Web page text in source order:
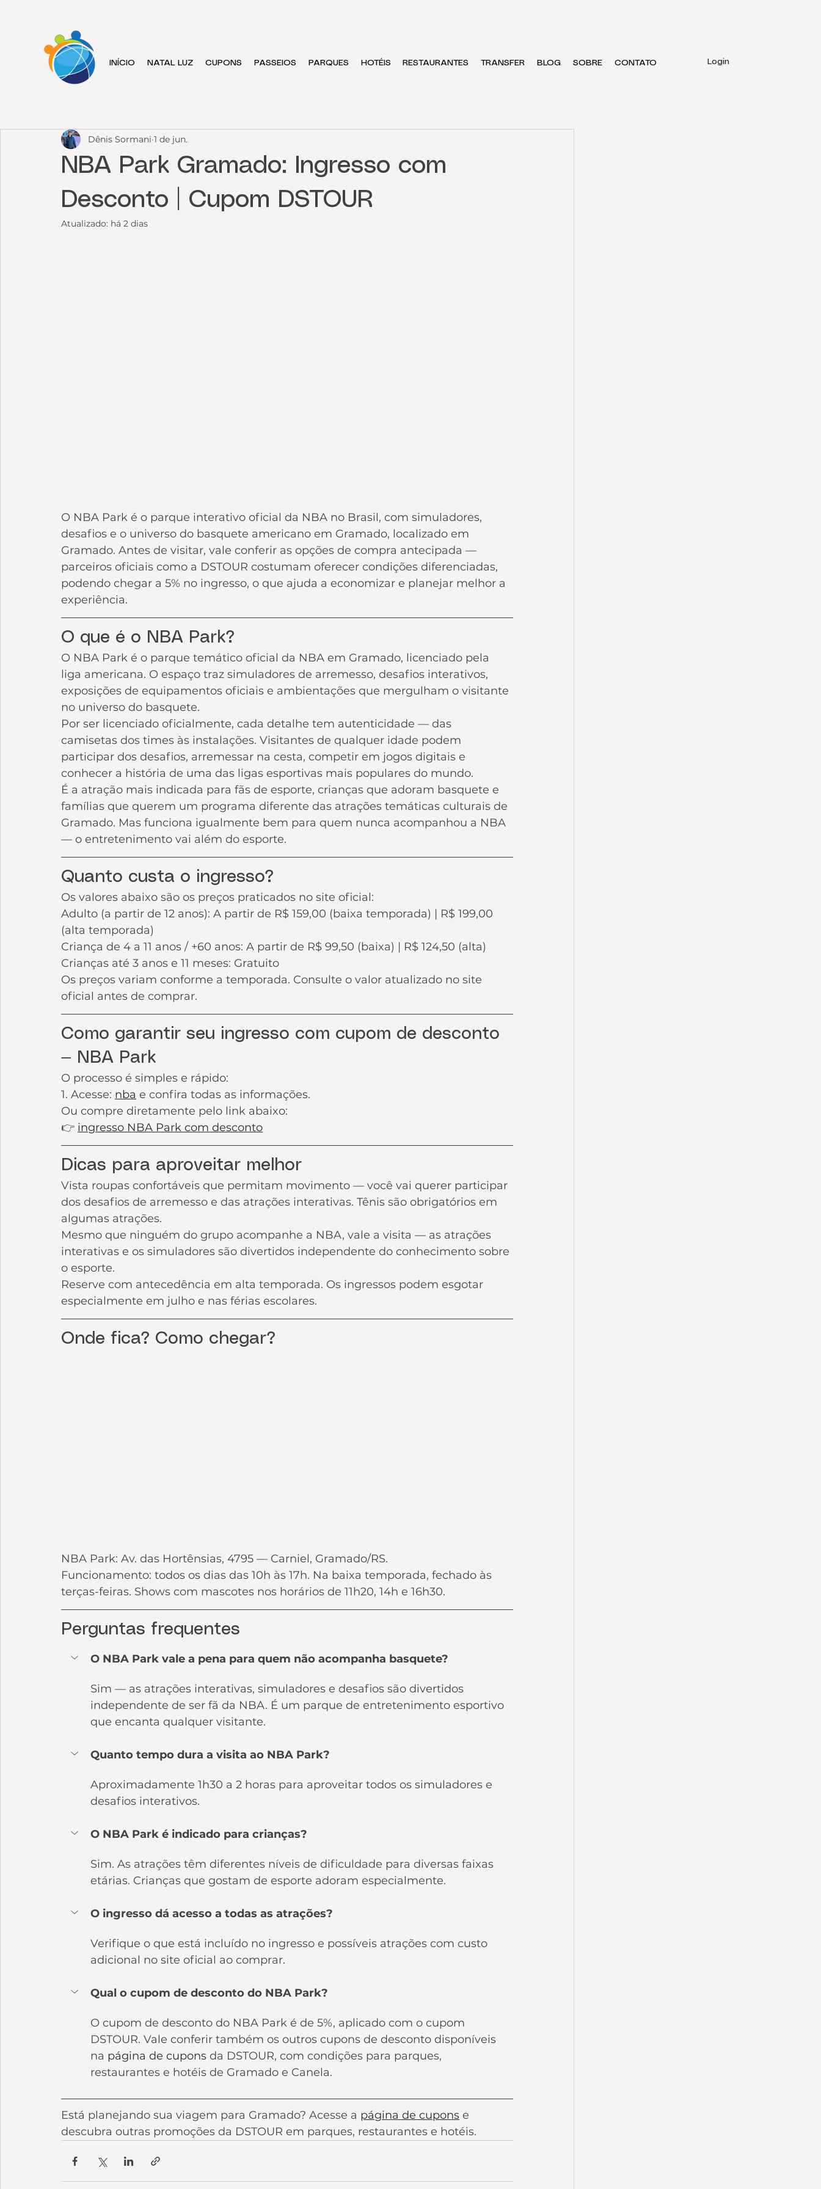
INÍCIO NATAL LUZ CUPONS PASSEIOS PARQUES HOTÉIS RESTAURANTES TRANSFER BLOG SOBRE CONTATO Login
NBA Park Gramado: Ingresso com
Desconto | Cupom DSTOUR
Dênis Sormani 1 de jun.
Atualizado: há 2 dias
O NBA Park é o parque interativo oficial da NBA no Brasil, com simuladores,
desafios e o universo do basquete americano em Gramado, localizado em
Gramado. Antes de visitar, vale conferir as opções de compra antecipada —
parceiros oficiais como a DSTOUR costumam oferecer condições diferenciadas,
podendo chegar a 5% no ingresso, o que ajuda a economizar e planejar melhor a
experiência.
O que é o NBA Park?
O NBA Park é o parque temático oficial da NBA em Gramado, licenciado pela
liga americana. O espaço traz simuladores de arremesso, desafios interativos,
exposições de equipamentos oficiais e ambientações que mergulham o visitante
no universo do basquete.
Por ser licenciado oficialmente, cada detalhe tem autenticidade — das
camisetas dos times às instalações. Visitantes de qualquer idade podem
participar dos desafios, arremessar na cesta, competir em jogos digitais e
conhecer a história de uma das ligas esportivas mais populares do mundo.
É a atração mais indicada para fãs de esporte, crianças que adoram basquete e
famílias que querem um programa diferente das atrações temáticas culturais de
Gramado. Mas funciona igualmente bem para quem nunca acompanhou a NBA
— o entretenimento vai além do esporte.
Quanto custa o ingresso?
Os valores abaixo são os preços praticados no site oficial:
Adulto (a partir de 12 anos): A partir de R$ 159,00 (baixa temporada) | R$ 199,00
(alta temporada)
Criança de 4 a 11 anos / +60 anos: A partir de R$ 99,50 (baixa) | R$ 124,50 (alta)
Crianças até 3 anos e 11 meses: Gratuito
Os preços variam conforme a temporada. Consulte o valor atualizado no site
oficial antes de comprar.
Como garantir seu ingresso com cupom de desconto
— NBA Park
O processo é simples e rápido:
1. Acesse: nba e confira todas as informações.
Ou compre diretamente pelo link abaixo:
👉 ingresso NBA Park com desconto
Dicas para aproveitar melhor
Vista roupas confortáveis que permitam movimento — você vai querer participar
dos desafios de arremesso e das atrações interativas. Tênis são obrigatórios em
algumas atrações.
Mesmo que ninguém do grupo acompanhe a NBA, vale a visita — as atrações
interativas e os simuladores são divertidos independente do conhecimento sobre
o esporte.
Reserve com antecedência em alta temporada. Os ingressos podem esgotar
especialmente em julho e nas férias escolares.
Onde fica? Como chegar?
NBA Park: Av. das Hortênsias, 4795 — Carniel, Gramado/RS.
Funcionamento: todos os dias das 10h às 17h. Na baixa temporada, fechado às
terças-feiras. Shows com mascotes nos horários de 11h20, 14h e 16h30.
Perguntas frequentes
O NBA Park vale a pena para quem não acompanha basquete?
Sim — as atrações interativas, simuladores e desafios são divertidos
independente de ser fã da NBA. É um parque de entretenimento esportivo
que encanta qualquer visitante.
Quanto tempo dura a visita ao NBA Park?
Aproximadamente 1h30 a 2 horas para aproveitar todos os simuladores e
desafios interativos.
O NBA Park é indicado para crianças?
Sim. As atrações têm diferentes níveis de dificuldade para diversas faixas
etárias. Crianças que gostam de esporte adoram especialmente.
O ingresso dá acesso a todas as atrações?
Verifique o que está incluído no ingresso e possíveis atrações com custo
adicional no site oficial ao comprar.
Qual o cupom de desconto do NBA Park?
O cupom de desconto do NBA Park é de 5%, aplicado com o cupom
DSTOUR. Vale conferir também os outros cupons de desconto disponíveis
na página de cupons da DSTOUR, com condições para parques,
restaurantes e hotéis de Gramado e Canela.
Está planejando sua viagem para Gramado? Acesse a página de cupons e
descubra outras promoções da DSTOUR em parques, restaurantes e hotéis.